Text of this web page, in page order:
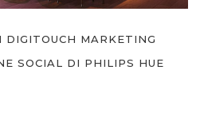
MARKETING
SOCIAL DI PHILIPS HUE